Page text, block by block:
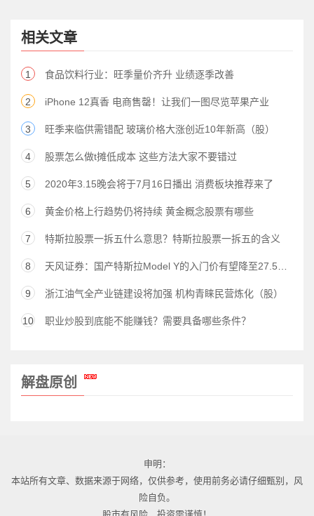
相关文章
1 食品饮料行业：旺季量价齐升 业绩逐季改善
2 iPhone 12真香 电商售罄！让我们一图尽览苹果产业
3 旺季来临供需错配 玻璃价格大涨创近10年新高（股）
4 股票怎么做t摊低成本 这些方法大家不要错过
5 2020年3.15晚会将于7月16日播出 消费板块推荐来了
6 黄金价格上行趋势仍将持续 黄金概念股票有哪些
7 特斯拉股票一拆五什么意思？特斯拉股票一拆五的含义
8 天风证券：国产特斯拉Model Y的入门价有望降至27.5万元
9 浙江油气全产业链建设将加强 机构青睐民营炼化（股）
10 职业炒股到底能不能赚钱？需要具备哪些条件？
解盘原创
申明：
本站所有文章、数据来源于网络，仅供参考，使用前务必请仔细甄别，风
险自负。